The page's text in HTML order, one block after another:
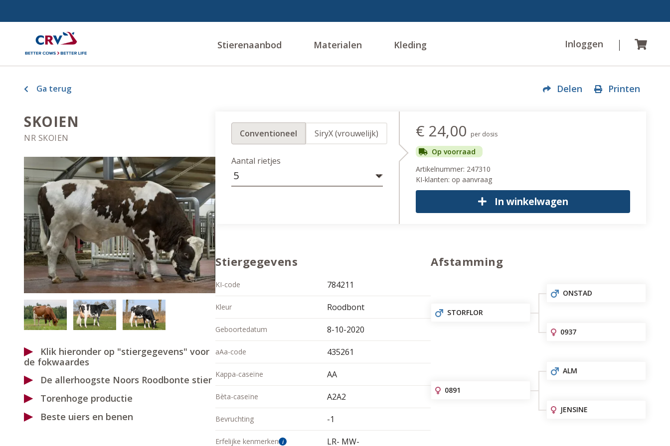
Stierenaanbod Materialen Kleding Inloggen
Ga terug Delen Printen
SKOIEN
NR SKOIEN
Klik hieronder op "stiergegevens" voor
de fokwaardes
De allerhoogste Noors Roodbonte stier
Torenhoge productie
Beste uiers en benen
Conventioneel SiryX (vrouwelijk)
Aantal rietjes
€ 24,00 per dosis
Op voorraad
Artikelnummer: 247310
KI-klanten: op aanvraag
In winkelwagen
Stiergegevens
KI-code 784211
Kleur Roodbont
Geboortedatum 8-10-2020
aAa-code 435261
Kappa-caseïne AA
Bèta-caseïne A2A2
Bevruchting -1
Erfelijke kenmerken i LR- MW-
Afstamming
STORFLOR
ONSTAD
0937
0891
ALM
JENSINE